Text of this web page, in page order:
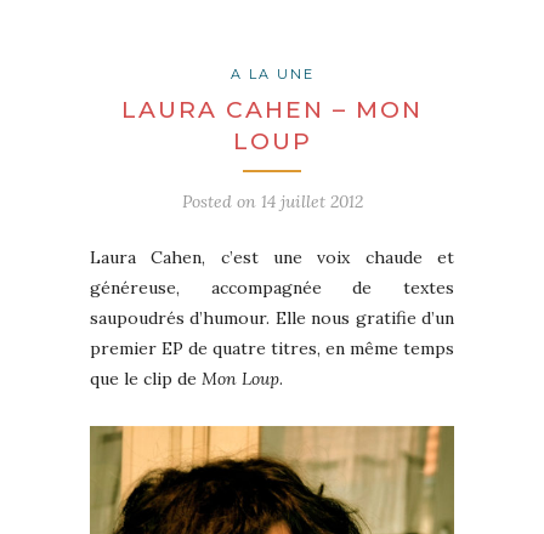
A LA UNE
LAURA CAHEN – MON
LOUP
Posted on 14 juillet 2012
Laura Cahen, c’est une voix chaude et
généreuse, accompagnée de textes
saupoudrés d’humour. Elle nous gratifie d’un
premier EP de quatre titres, en même temps
que le clip de Mon Loup.